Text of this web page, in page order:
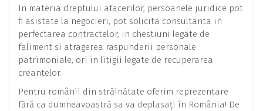
In materia dreptului afacerilor, persoanele juridice pot
fi asistate la negocieri, pot solicita consultanta in
perfectarea contractelor, in chestiuni legate de
faliment si atragerea raspunderii personale
patrimoniale, ori in litigii legate de recuperarea
creantelor.
Pentru românii din străinătate oferim reprezentare
fără ca dumneavoastră sa va deplasați în România! De